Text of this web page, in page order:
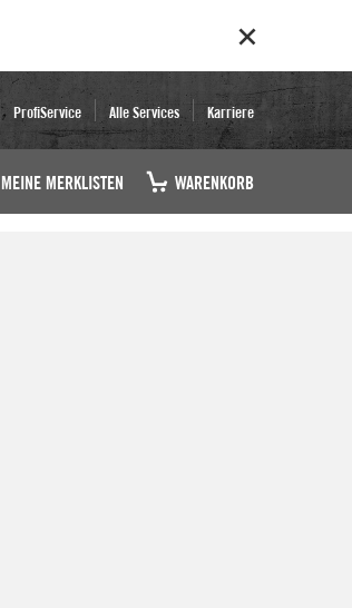
ProfiService Alle Services Karriere
MEINE MERKLISTEN WARENKORB